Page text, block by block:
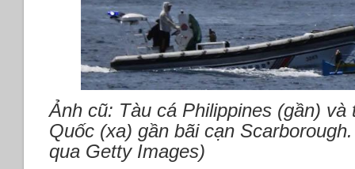
Ảnh cũ: Tàu cá Philippines (gần)
Quốc (xa) gần bãi cạn
qua Getty Images)